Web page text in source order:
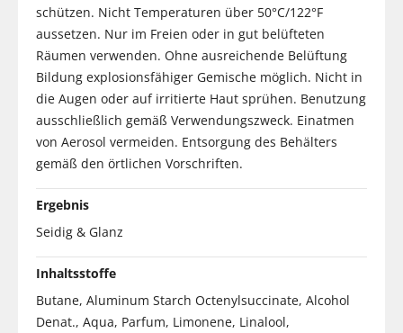
schützen. Nicht Temperaturen über 50°C/122°F
aussetzen. Nur im Freien oder in gut belüfteten
Räumen verwenden. Ohne ausreichende Belüftung
Bildung explosionsfähiger Gemische möglich. Nicht in
die Augen oder auf irritierte Haut sprühen. Benutzung
ausschließlich gemäß Verwendungszweck. Einatmen
von Aerosol vermeiden. Entsorgung des Behälters
gemäß den örtlichen Vorschriften.
Ergebnis
Seidig & Glanz
Inhaltsstoffe
Butane, Aluminum Starch Octenylsuccinate, Alcohol
Denat., Aqua, Parfum, Limonene, Linalool,